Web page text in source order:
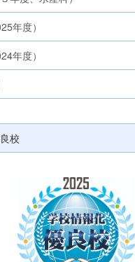
年度）
年度）
校